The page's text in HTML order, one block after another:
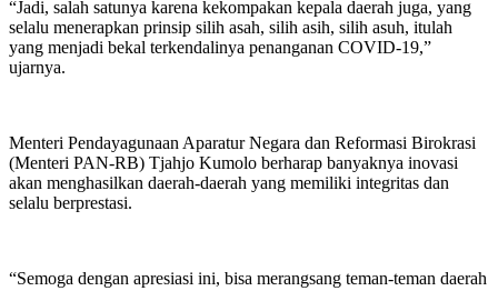
“Jadi, salah satunya karena kekompakan kepala daerah juga, yang
selalu menerapkan prinsip silih asah, silih asih, silih asuh, itulah
yang menjadi bekal terkendalinya penanganan COVID-19,”
ujarnya.
Menteri Pendayagunaan Aparatur Negara dan Reformasi Birokrasi
(Menteri PAN-RB) Tjahjo Kumolo berharap banyaknya inovasi
akan menghasilkan daerah-daerah yang memiliki integritas dan
selalu berprestasi.
“Semoga dengan apresiasi ini, bisa merangsang teman-teman daerah